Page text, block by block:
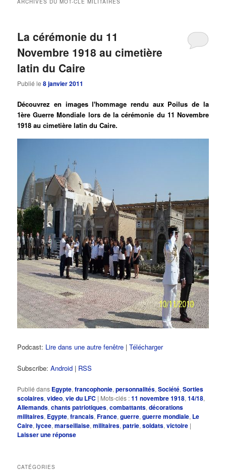
ARCHIVES DU MOT-CLÉMILITAIRES
La cérémonie du 11
Novembre 1918 au cimetière
latin du Caire
Publié le8 janvier 2011
Découvrez en images l'hommage rendu aux Poilus de la
1ère Guerre Mondiale lors de la cérémonie du 11 Novembre
1918 au cimetière latin du Caire.
Podcast: Lire dans une autre fenêtre |Télécharger
Subscribe:Android | RSS
Publié dans Egypte,francophonie,personnalités,Société,Sorties
scolaires,video,vie du LFC | Mots-clés :11 novembre 1918,14/18,
Allemands,chants patriotiques,combattants,décorations
militaires, Egypte,francais,France,guerre,guerre mondiale, Le
Caire,lycee,marseillaise,militaires,patrie,soldats,victoire |
Laisser une réponse
CATÉGORIES